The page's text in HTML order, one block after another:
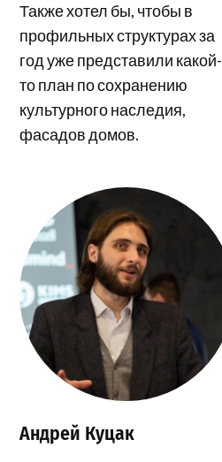
Также хотел бы, чтобы в
профильных структурах за
год уже представили какой-
то план по сохранению
культурного наследия,
фасадов домов.
Андрей Куцак